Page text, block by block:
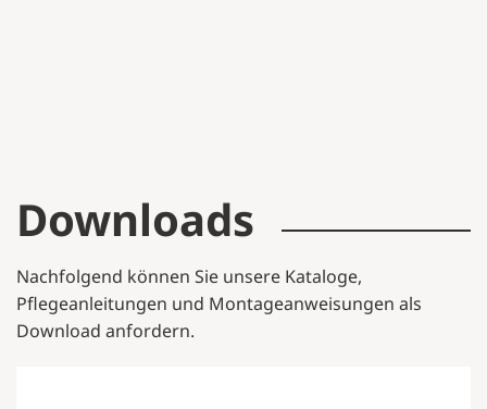
Downloads
Nachfolgend können Sie unsere Kataloge,
Pflegeanleitungen und Montageanweisungen als
Download anfordern.